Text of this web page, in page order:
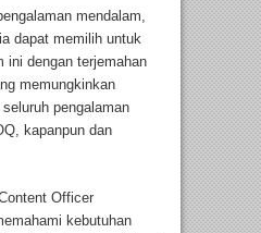
mendalam,
dapat memilih untuk
ini dengan terjemahan
memungkinkan
pengalaman
kapanpun dan
Officer
kebutuhan